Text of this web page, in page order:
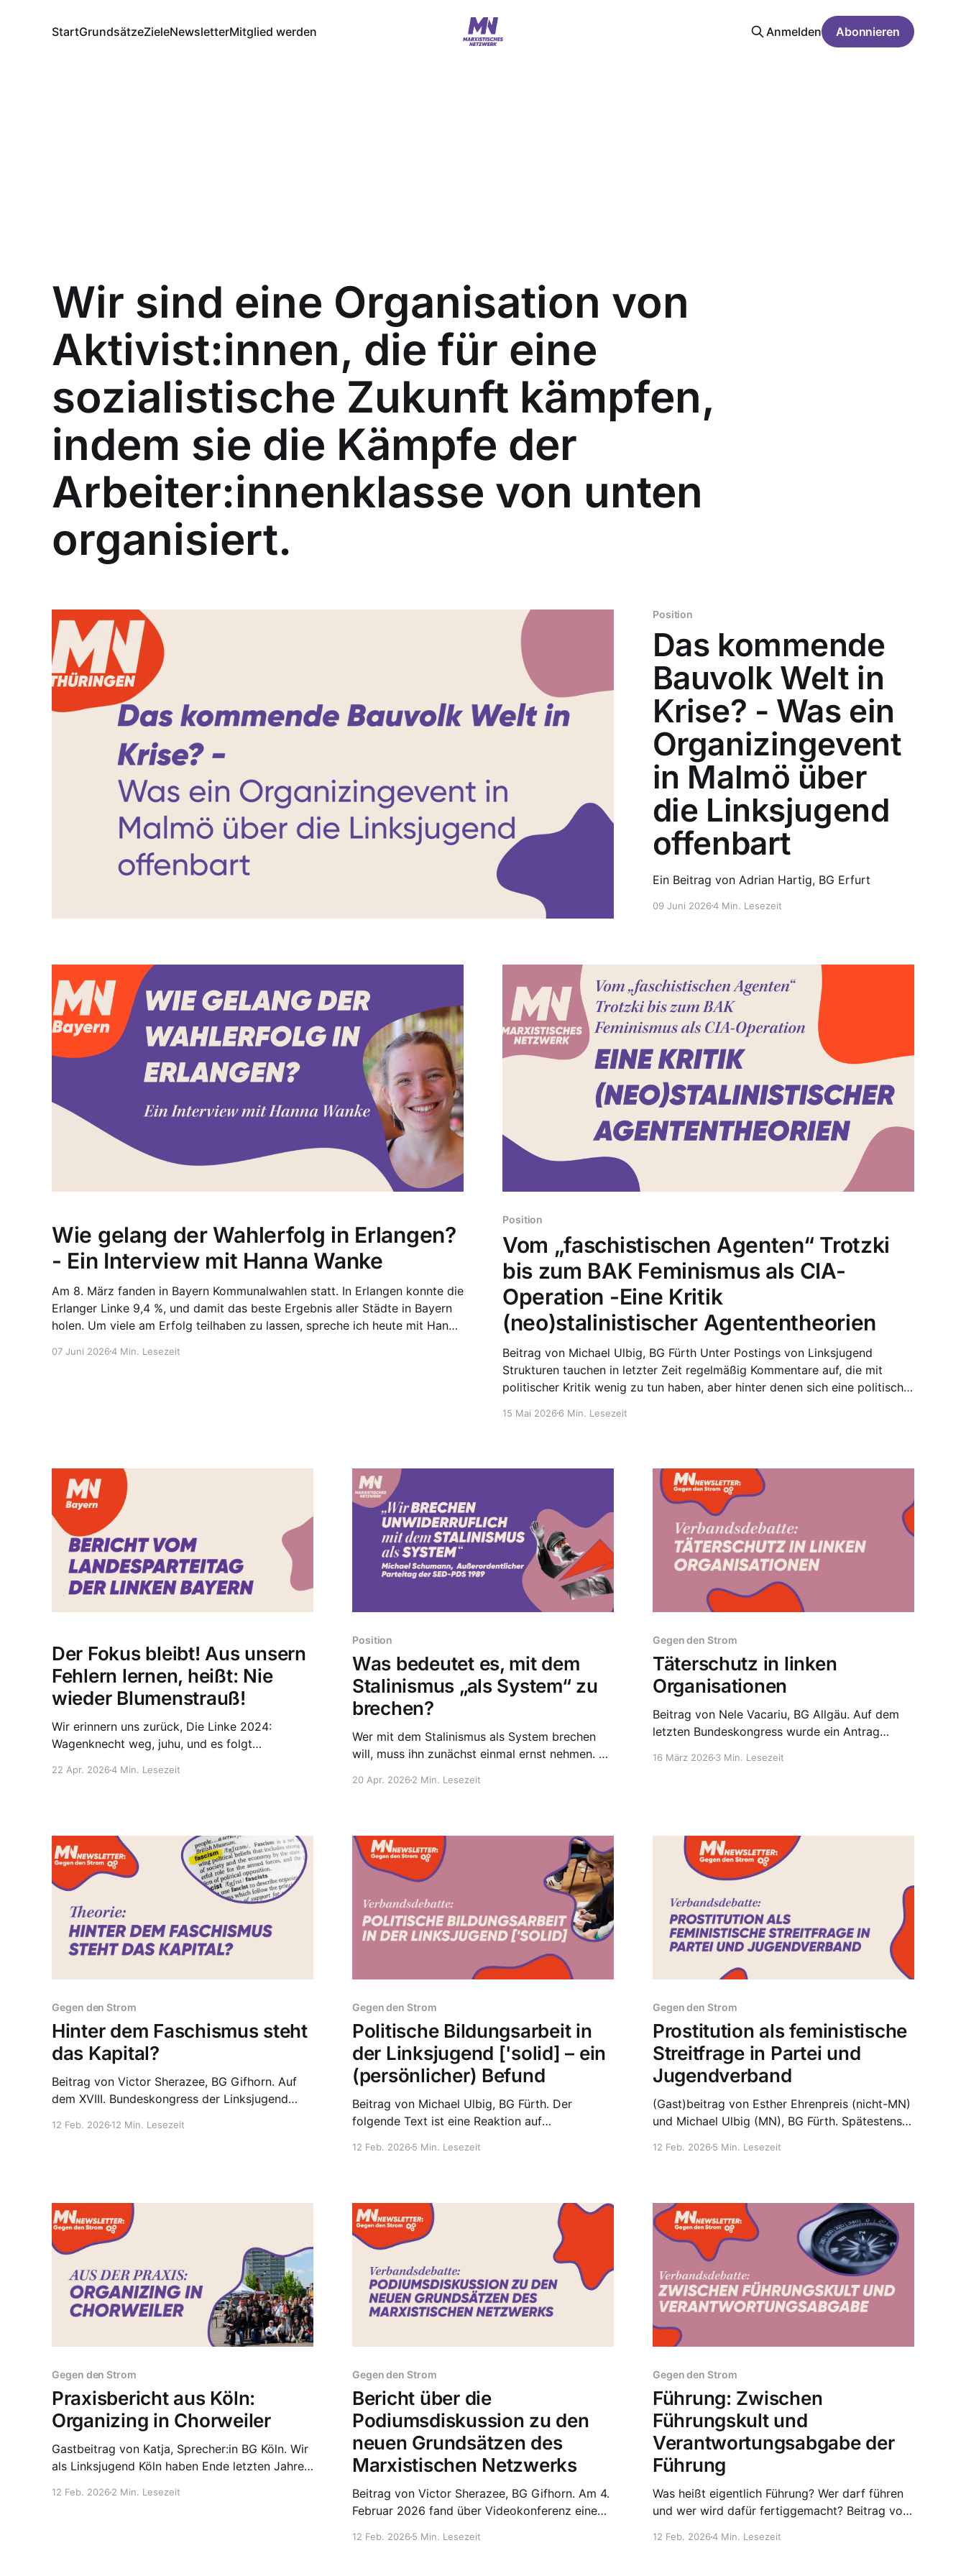
StartGrundsätzeZieleNewsletterMitglied werden Anmelden Abonnieren
Wir sind eine Organisation von
Aktivist:innen, die für eine
sozialistische Zukunft kämpfen,
indem sie die Kämpfe der
Arbeiter:innenklasse von unten
organisiert.
Position
Das kommende
Bauvolk Welt in
Krise? - Was ein
Organizingevent
in Malmö über
die Linksjugend
offenbart
Ein Beitrag von Adrian Hartig, BG Erfurt
09 Juni 20264 Min. Lesezeit
Wie gelang der Wahlerfolg in Erlangen?
- Ein Interview mit Hanna Wanke
Am 8. März fanden in Bayern Kommunalwahlen statt. In Erlangen konnte die
Erlanger Linke 9,4 %, und damit das beste Ergebnis aller Städte in Bayern
holen. Um viele am Erfolg teilhaben zu lassen, spreche ich heute mit Hanna
07 Juni 20264 Min. Lesezeit
Position
Vom „faschistischen Agenten“ Trotzki
bis zum BAK Feminismus als CIA-
Operation -Eine Kritik
(neo)stalinistischer Agententheorien
Beitrag von Michael Ulbig, BG Fürth Unter Postings von Linksjugend
Strukturen tauchen in letzter Zeit regelmäßig Kommentare auf, die mit
politischer Kritik wenig zu tun haben, aber hinter denen sich eine politische
Feminismus, die Libertäre Plattform, der BAK antiautoritäre Linke oder
15 Mai 20266 Min. Lesezeit
Der Fokus bleibt! Aus unsern
Fehlern lernen, heißt: Nie
wieder Blumenstrauß!
Wir erinnern uns zurück, Die Linke 2024:
Wagenknecht weg, juhu, und es folgt
Redesign vom Logo bis zum Sound, ist die
wieder in den
22 Apr. 20264 Min. Lesezeit
Position
Was bedeutet es, mit dem
Stalinismus „als System“ zu
brechen?
Wer mit dem Stalinismus als System brechen
will, muss ihn zunächst einmal ernst nehmen. Er
determinierte Notwendigkeit der Geschichte. Er
des Sozialismus in Systeme der Bürokratie und
Entmündigung um. Die Stalinismuskritik ist
20 Apr. 20262 Min. Lesezeit
Gegen den Strom
Täterschutz in linken
Organisationen
Beitrag von Nele Vacariu, BG Allgäu. Auf dem
letzten Bundeskongress wurde ein Antrag
vor allem auf Basisgruppenebene Bündnisse
bestanden, beispielsweise in Regensburg[1]
oder Hannover[2]. Der
16 März 20263 Min. Lesezeit
Gegen den Strom
Hinter dem Faschismus steht
das Kapital?
Beitrag von Victor Sherazee, BG Gifhorn. Auf
dem XVIII. Bundeskongress der Linksjugend
sowie über die Unterstützung der AfD durch
Kapitalist:innen. In
12 Feb. 2026 12 Min. Lesezeit
Gegen den Strom
Politische Bildungsarbeit in
der Linksjugend ['solid] – ein
(persönlicher) Befund
Beitrag von Michael Ulbig, BG Fürth. Der
folgende Text ist eine Reaktion auf
dass ein Teil der Teilnehmenden
Schwierigkeiten hatte, mit den bereitgestellten
Texten zu arbeiten. Diese Beobachtung ist
12 Feb. 20265 Min. Lesezeit
Gegen den Strom
Prostitution als feministische
Streitfrage in Partei und
Jugendverband
(Gast)beitrag von Esther Ehrenpreis (nicht-MN)
und Michael Ulbig (MN), BG Fürth. Spätestens
Positionen deutlich. Im Zentrum steht die Frage,
ob das bisherige deutsche
12 Feb. 20265 Min. Lesezeit
Gegen den Strom
Praxisbericht aus Köln:
Organizing in Chorweiler
Gastbeitrag von Katja, Sprecher:in BG Köln. Wir
als Linksjugend Köln haben Ende letzten Jahres
12 Feb. 2026 2 Min. Lesezeit
Gegen den Strom
Bericht über die
Podiumsdiskussion zu den
neuen Grundsätzen des
Marxistischen Netzwerks
Beitrag von Victor Sherazee, BG Gifhorn. Am 4.
Februar 2026 fand über Videokonferenz eine
12 Feb. 20265 Min. Lesezeit
Gegen den Strom
Führung: Zwischen
Führungskult und
Verantwortungsabgabe der
Führung
Was heißt eigentlich Führung? Wer darf führen
und wer wird dafür fertiggemacht? Beitrag von
12 Feb. 20264 Min. Lesezeit